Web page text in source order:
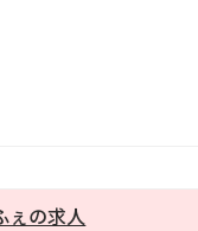
ぇの求人